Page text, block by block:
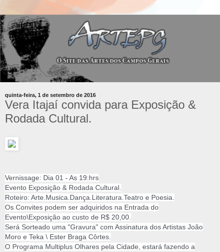
quinta-feira, 1 de setembro de 2016
Vera Itajaí convida para Exposição &
Rodada Cultural.
Vernissage: Dia 01 - As 19:hrs
Evento Exposição & Rodada Cultural.
Roteiro: Arte.Musica.Dança.Literatura.Teatro e Poesia.
Os Convites podem ser adquiridos na Entrada do
Evento\Exposição ao custo de R$ 20,00.
Será Sorteado uma "Gravura" com Assinatura dos Artistas João
Moro e Teka \ Ester Braga Côrtes.
O Programa Multiplus Olhares pela Cidade, estará fazendo a